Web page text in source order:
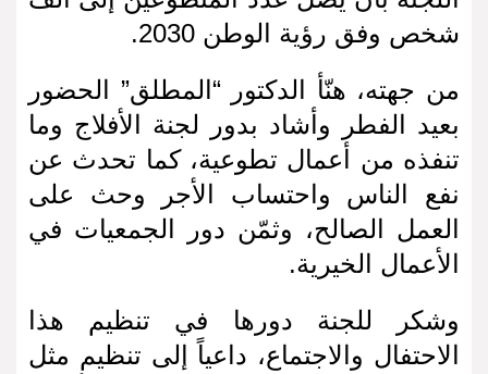
شخص وفق رؤية الوطن 2030.
من جهته، هنّأ الدكتور “المطلق” الحضور
بعيد الفطر وأشاد بدور لجنة الأفلاج وما
تنفذه من أعمال تطوعية، كما تحدث عن
نفع الناس واحتساب الأجر وحث على
العمل الصالح، وثمّن دور الجمعيات في
الأعمال الخيرية.
وشكر للجنة دورها في تنظيم هذا
الاحتفال والاجتماع، داعياً إلى تنظيم مثل